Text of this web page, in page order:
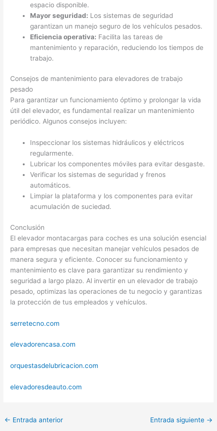
espacio disponible.
Mayor seguridad: Los sistemas de seguridad
garantizan un manejo seguro de los vehículos pesados.
Eficiencia operativa: Facilita las tareas de
mantenimiento y reparación, reduciendo los tiempos de
trabajo.
Consejos de mantenimiento para elevadores de trabajo
pesado
Para garantizar un funcionamiento óptimo y prolongar la vida
útil del elevador, es fundamental realizar un mantenimiento
periódico. Algunos consejos incluyen:
Inspeccionar los sistemas hidráulicos y eléctricos
regularmente.
Lubricar los componentes móviles para evitar desgaste.
Verificar los sistemas de seguridad y frenos
automáticos.
Limpiar la plataforma y los componentes para evitar
acumulación de suciedad.
Conclusión
El elevador montacargas para coches es una solución esencial
para empresas que necesitan manejar vehículos pesados de
manera segura y eficiente. Conocer su funcionamiento y
mantenimiento es clave para garantizar su rendimiento y
seguridad a largo plazo. Al invertir en un elevador de trabajo
pesado, optimizas las operaciones de tu negocio y garantizas
la protección de tus empleados y vehículos.
serretecno.com
elevadorencasa.com
orquestasdelubricacion.com
elevadoresdeauto.com
← Entrada anterior Entrada siguiente →